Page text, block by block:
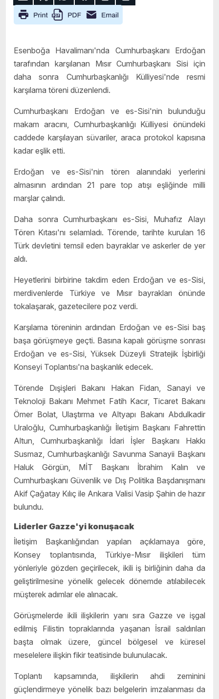
Esenboğa Havalimanı'nda Cumhurbaşkanı Erdoğan
tarafından karşılanan Mısır Cumhurbaşkanı Sisi için
daha sonra Cumhurbaşkanlığı Külliyesi'nde resmi
karşılama töreni düzenlendi.
Cumhurbaşkanı Erdoğan ve es-Sisi'nin bulunduğu
makam aracını, Cumhurbaşkanlığı Külliyesi önündeki
caddede karşılayan süvariler, araca protokol kapısına
kadar eşlik etti.
Erdoğan ve es-Sisi'nin tören alanındaki yerlerini
almasının ardından 21 pare top atışı eşliğinde milli
marşlar çalındı.
Daha sonra Cumhurbaşkanı es-Sisi, Muhafız Alayı
Tören Kıtası'nı selamladı. Törende, tarihte kurulan 16
Türk devletini temsil eden bayraklar ve askerler de yer
aldı.
Heyetlerini birbirine takdim eden Erdoğan ve es-Sisi,
merdivenlerde Türkiye ve Mısır bayrakları önünde
tokalaşarak, gazetecilere poz verdi.
Karşılama töreninin ardından Erdoğan ve es-Sisi baş
başa görüşmeye geçti. Basına kapalı görüşme sonrası
Erdoğan ve es-Sisi, Yüksek Düzeyli Stratejik İşbirliği
Konseyi Toplantısı'na başkanlık edecek.
Törende Dışişleri Bakanı Hakan Fidan, Sanayi ve
Teknoloji Bakanı Mehmet Fatih Kacır, Ticaret Bakanı
Ömer Bolat, Ulaştırma ve Altyapı Bakanı Abdulkadir
Uraloğlu, Cumhurbaşkanlığı İletişim Başkanı Fahrettin
Altun, Cumhurbaşkanlığı İdari İşler Başkanı Hakkı
Susmaz, Cumhurbaşkanlığı Savunma Sanayii Başkanı
Haluk Görgün, MİT Başkanı İbrahim Kalın ve
Cumhurbaşkanı Güvenlik ve Dış Politika Başdanışmanı
Akif Çağatay Kılıç ile Ankara Valisi Vasip Şahin de hazır
bulundu.
Liderler Gazze'yi konuşacak
İletişim Başkanlığından yapılan açıklamaya göre,
Konsey toplantısında, Türkiye-Mısır ilişkileri tüm
yönleriyle gözden geçirilecek, ikili iş birliğinin daha da
geliştirilmesine yönelik gelecek dönemde atılabilecek
müşterek adımlar ele alınacak.
Görüşmelerde ikili ilişkilerin yanı sıra Gazze ve işgal
edilmiş Filistin topraklarında yaşanan İsrail saldırıları
başta olmak üzere, güncel bölgesel ve küresel
meselelere ilişkin fikir teatisinde bulunulacak.
Toplantı kapsamında, ilişkilerin ahdi zeminini
güçlendirmeye yönelik bazı belgelerin imzalanması da